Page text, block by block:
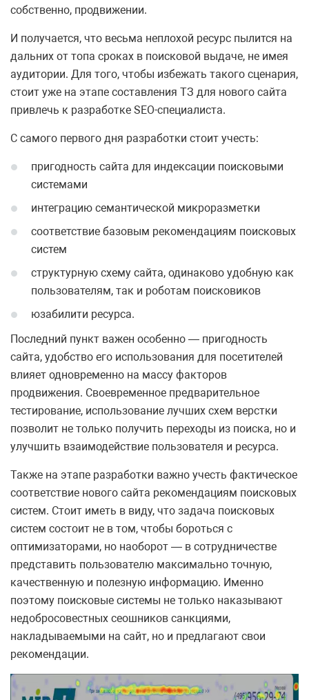
собственно, продвижении.
И получается, что весьма неплохой ресурс пылится на
дальних от топа сроках в поисковой выдаче, не имея
аудитории. Для того, чтобы избежать такого сценария,
стоит уже на этапе составления ТЗ для нового сайта
привлечь к разработке SEO-специалиста.
С самого первого дня разработки стоит учесть:
пригодность сайта для индексации поисковыми
системами
интеграцию семантической микроразметки
соответствие базовым рекомендациям поисковых
систем
структурную схему сайта, одинаково удобную как
пользователям, так и роботам поисковиков
юзабилити ресурса.
Последний пункт важен особенно — пригодность
сайта, удобство его использования для посетителей
влияет одновременно на массу факторов
продвижения. Своевременное предварительное
тестирование, использование лучших схем верстки
позволит не только получить переходы из поиска, но и
улучшить взаимодействие пользователя и ресурса.
Также на этапе разработки важно учесть фактическое
соответствие нового сайта рекомендациям поисковых
систем. Стоит иметь в виду, что задача поисковых
систем состоит не в том, чтобы бороться с
оптимизаторами, но наоборот — в сотрудничестве
представить пользователю максимально точную,
качественную и полезную информацию. Именно
поэтому поисковые системы не только наказывают
недобросовестных сеошников санкциями,
накладываемыми на сайт, но и предлагают свои
рекомендации.